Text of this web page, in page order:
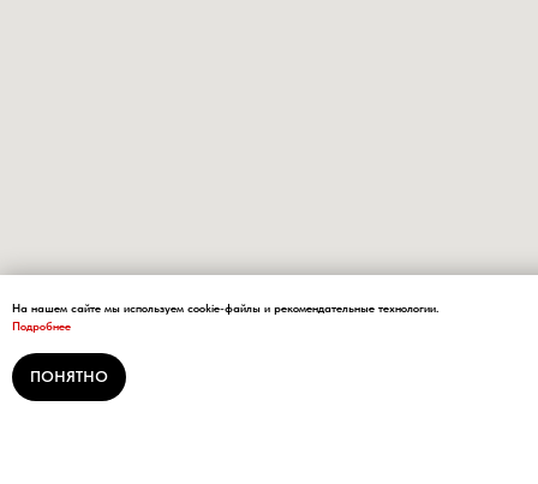
На нашем сайте мы используем cookie-файлы и рекомендательные технологии.
Подробнее
ПОНЯТНО